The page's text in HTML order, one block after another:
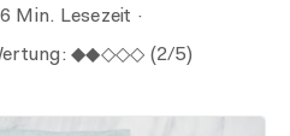
6 Min. Lesezeit ·
◆◆◇◇◇ (2/5)